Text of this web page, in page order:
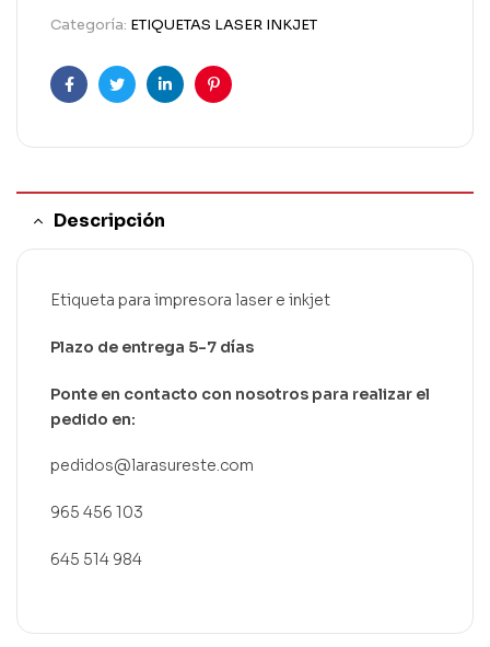
Categoría: ETIQUETAS LASER INKJET
FacebookTwitterLinkedinPinterest
Descripción
Etiqueta para impresora laser e inkjet
Plazo de entrega 5-7 días
Ponte en contacto con nosotros para realizar el
pedido en:
pedidos@larasureste.com
965 456 103
645 514 984